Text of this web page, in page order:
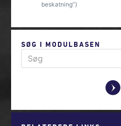
beskatning”)
SØG I MODULBASEN
y